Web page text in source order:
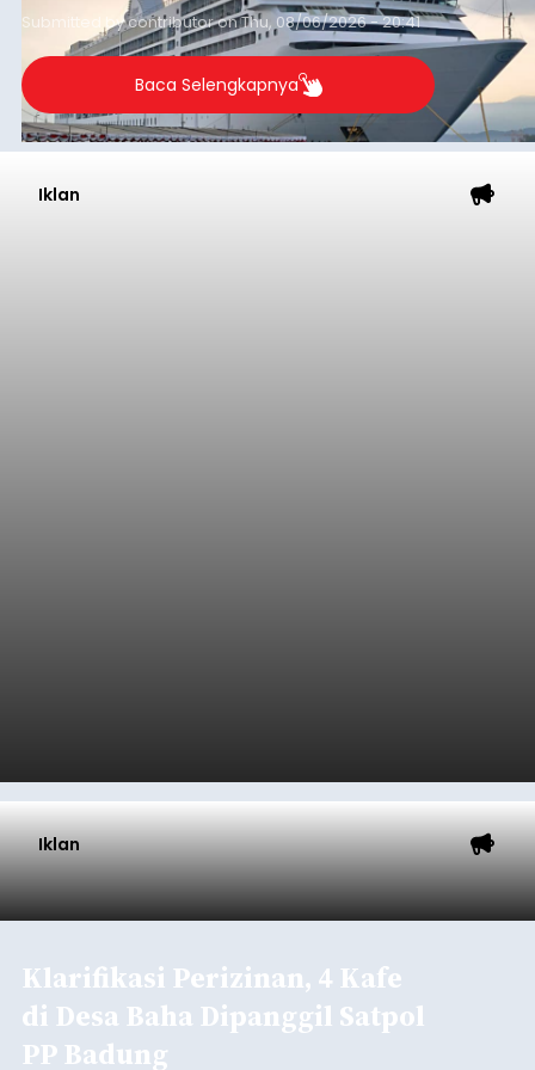
Submitted bycontributoronThu, 08/06/2026 - 20:41
Baca Selengkapnya
Iklan
Iklan
Klarifikasi Perizinan, 4 Kafe
di Desa Baha Dipanggil Satpol
PP Badung